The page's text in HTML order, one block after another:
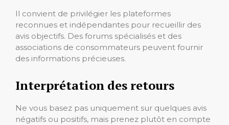
Il convient de privilégier les plateformes
reconnues et indépendantes pour recueillir des
avis objectifs. Des forums spécialisés et des
associations de consommateurs peuvent fournir
des informations précieuses.
Interprétation des retours
Ne vous basez pas uniquement sur quelques avis
négatifs ou positifs, mais prenez plutôt en compte